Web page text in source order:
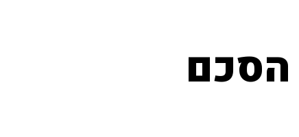
הסכם